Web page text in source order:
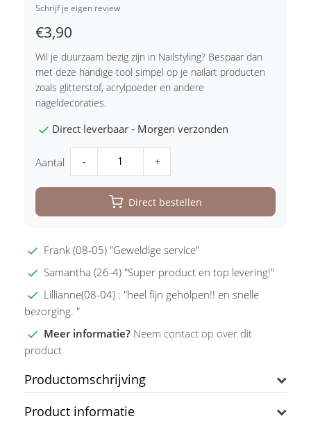
Schrijf je eigen review
€3,90
Wil je duurzaam bezig zijn in Nailstyling? Bespaar dan
met deze handige tool simpel op je nailart producten
zoals glitterstof, acrylpoeder en andere
nageldecoraties.
Direct leverbaar - Morgen verzonden
Aantal - +
Direct bestellen
Frank (08-05) "Geweldige service"
Samantha (26-4) "Super product en top levering!"
Lillianne(08-04) : "heel fijn geholpen!! en snelle
bezorging. "
Meer informatie? Neem contact op over dit
product
Productomschrijving
Product informatie